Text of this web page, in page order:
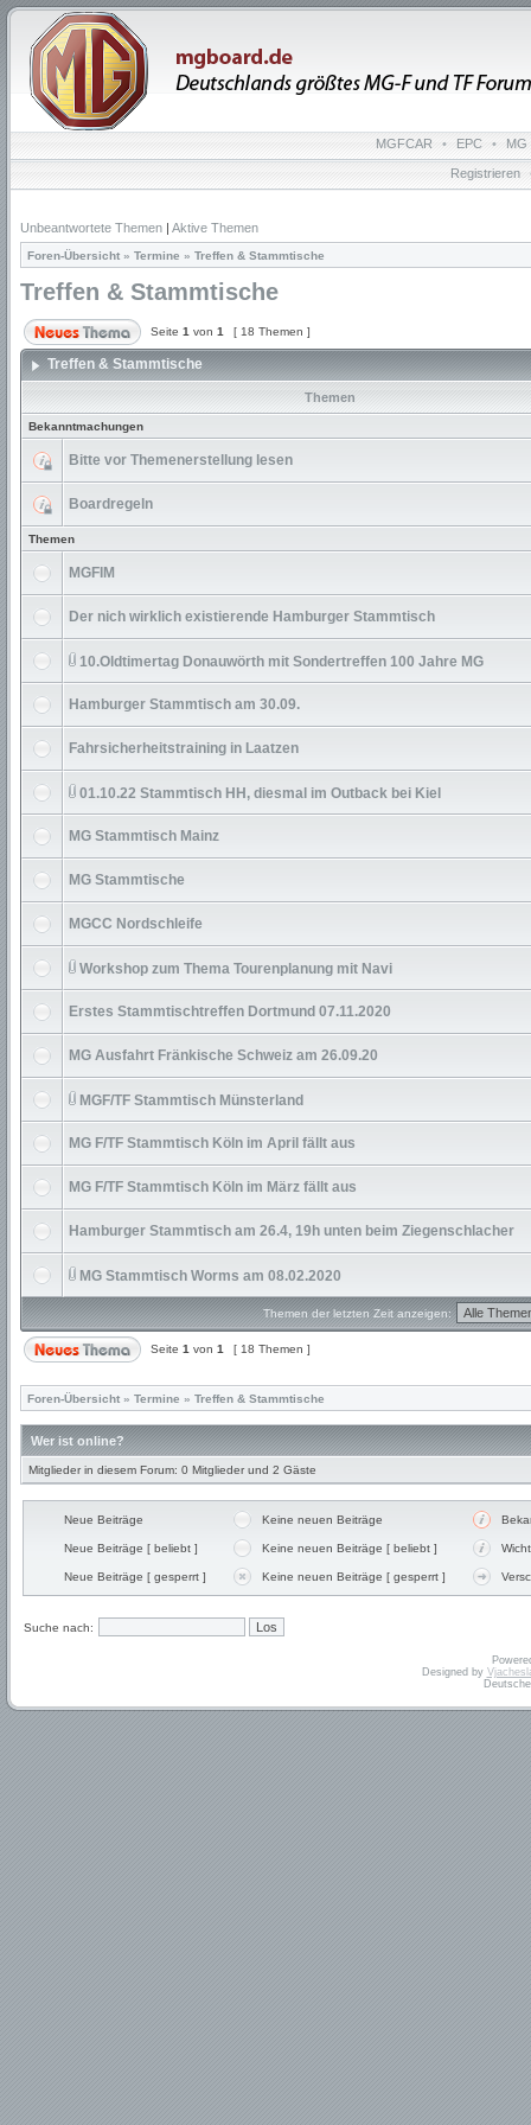
MGFCAR • EPC • MG
Registrieren
Unbeantwortete Themen | Aktive Themen
Foren-Übersicht » Termine » Treffen & Stammtische
Treffen & Stammtische
Seite 1 von 1 [ 18 Themen ]
Treffen & Stammtische
Themen
Bekanntmachungen
Bitte vor Themenerstellung lesen
Boardregeln
Themen
MGFIM
Der nich wirklich existierende Hamburger Stammtisch
10.Oldtimertag Donauwörth mit Sondertreffen 100 Jahre MG
Hamburger Stammtisch am 30.09.
Fahrsicherheitstraining in Laatzen
01.10.22 Stammtisch HH, diesmal im Outback bei Kiel
MG Stammtisch Mainz
MG Stammtische
MGCC Nordschleife
Workshop zum Thema Tourenplanung mit Navi
Erstes Stammtischtreffen Dortmund 07.11.2020
MG Ausfahrt Fränkische Schweiz am 26.09.20
MGF/TF Stammtisch Münsterland
MG F/TF Stammtisch Köln im April fällt aus
MG F/TF Stammtisch Köln im März fällt aus
Hamburger Stammtisch am 26.4, 19h unten beim Ziegenschlacher
MG Stammtisch Worms am 08.02.2020
Themen der letzten Zeit anzeigen:
Seite 1 von 1 [ 18 Themen ]
Foren-Übersicht » Termine » Treffen & Stammtische
Wer ist online?
Mitglieder in diesem Forum: 0 Mitglieder und 2 Gäste
Neue Beiträge Keine neuen Beiträge
Neue Beiträge [ beliebt ] Keine neuen Beiträge [ beliebt ]
Neue Beiträge [ gesperrt ] Keine neuen Beiträge [ gesperrt ]
Suche nach:
Designed by